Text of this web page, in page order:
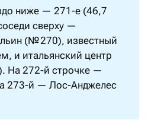
ниже — 271-е (46,7
сверху —
(№ 270), известный
и итальянский центр
На 272-й строчке —
273-й — Лос-Анджелес